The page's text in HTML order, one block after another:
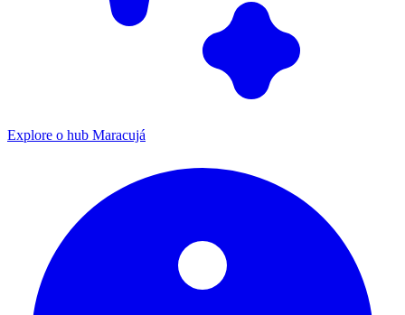
Explore o hub Maracujá